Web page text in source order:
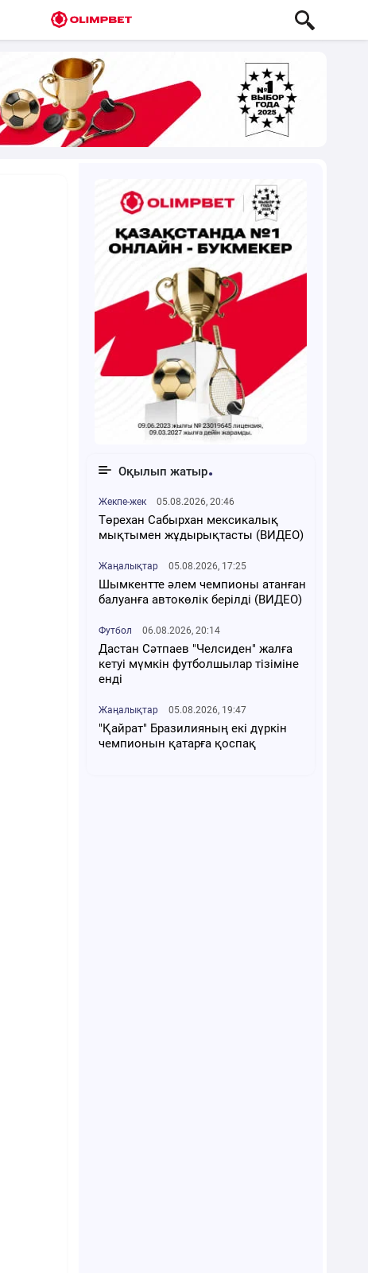
Оқылып жатыр
Жекпе-жек 05.08.2026, 20:46
Төрехан Сабырхан мексикалық
мықтымен жұдырықтасты (ВИДЕО)
Жаңалықтар 05.08.2026, 17:25
Шымкентте әлем чемпионы атанған
балуанға автокөлік берілді (ВИДЕО)
Футбол 06.08.2026, 20:14
Дастан Сәтпаев "Челсиден" жалға
кетуі мүмкін футболшылар тізіміне
енді
Жаңалықтар 05.08.2026, 19:47
"Қайрат" Бразилияның екі дүркін
чемпионын қатарға қоспақ